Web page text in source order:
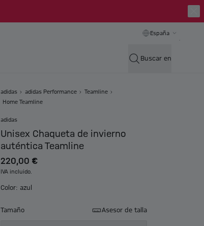
España
Buscar en
adidas adidas Performance
Teamline
Home Teamline
adidas
Unisex Chaqueta de invierno
auténtica Teamline
220,00 €
IVA incluido.
Color: azul
Tamaño Asesor de talla